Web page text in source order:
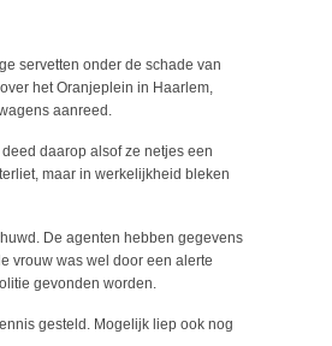
servetten onder de schade van
het Oranjeplein in Haarlem,
aanreed.
daarop alsof ze netjes een
maar in werkelijkheid bleken
De agenten hebben gegevens
vrouw was wel door een alerte
gevonden worden.
gesteld. Mogelijk liep ook nog